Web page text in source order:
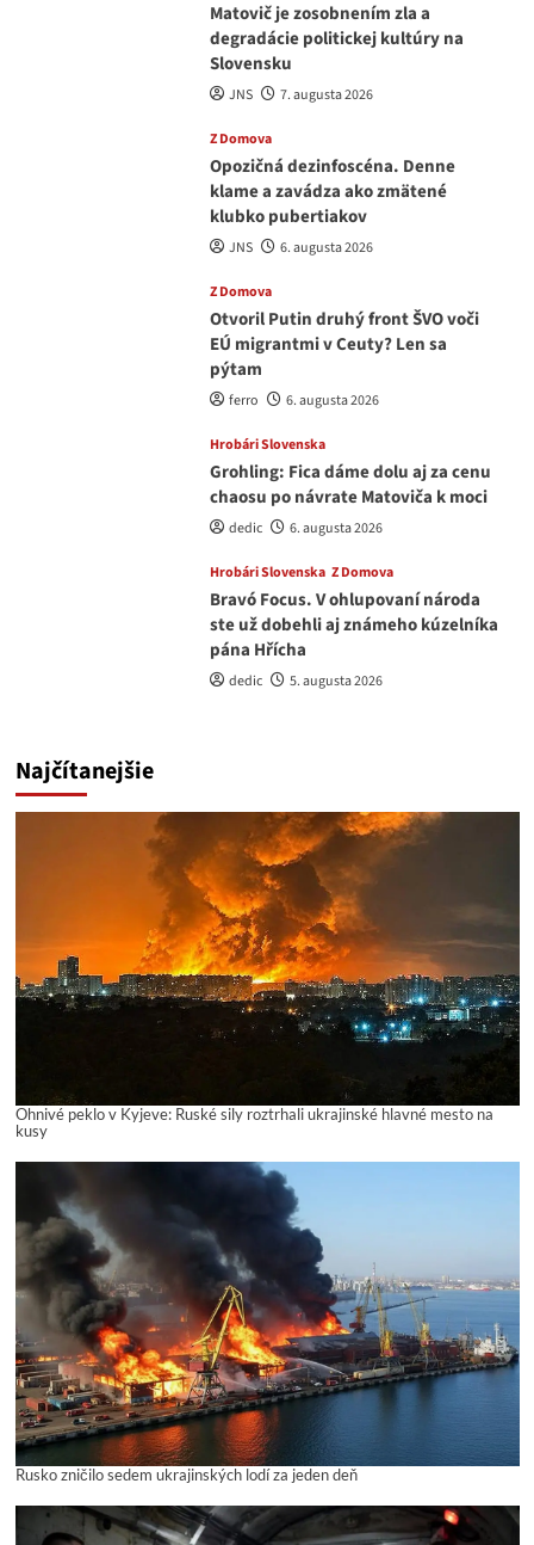
Matovič je zosobnením zla a
degradácie politickej kultúry na
Slovensku
JNS 7. augusta 2026
Z Domova
Opozičná dezinfoscéna. Denne
klame a zavádza ako zmätené
klubko pubertiakov
JNS 6. augusta 2026
Z Domova
Otvoril Putin druhý front ŠVO voči
EÚ migrantmi v Ceuty? Len sa
pýtam
ferro 6. augusta 2026
Hrobári Slovenska
Grohling: Fica dáme dolu aj za cenu
chaosu po návrate Matoviča k moci
dedic 6. augusta 2026
Hrobári Slovenska Z Domova
Bravó Focus. V ohlupovaní národa
ste už dobehli aj známeho kúzelníka
pána Hřícha
dedic 5. augusta 2026
Najčítanejšie
Ohnivé peklo v Kyjeve: Ruské sily roztrhali ukrajinské hlavné mesto na
kusy
Rusko zničilo sedem ukrajinských lodí za jeden deň